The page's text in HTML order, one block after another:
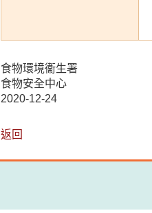
食物環境衞生署
食物安全中心
2020-12-24
返回